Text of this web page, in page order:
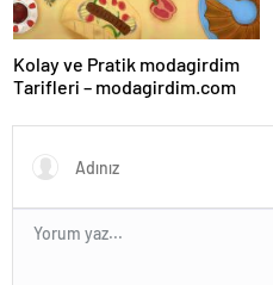
Kolay ve Pratik modagirdim
Tarifleri – modagirdim.com